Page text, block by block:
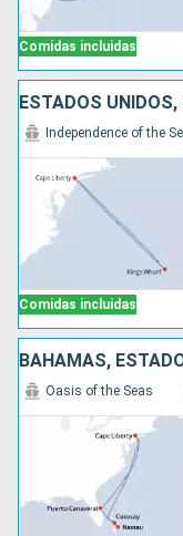
Comidas incluidas
ESTADOS UNIDOS,
Comidas incluidas
Independence of the
BAHAMAS,
Oasis of the Seas